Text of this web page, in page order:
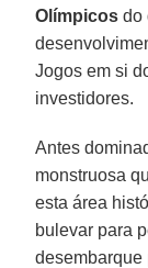
Olímpicos do
Jogos em si
investidores.
Antes
monstruosa
esta área
bulevar para
desembarque